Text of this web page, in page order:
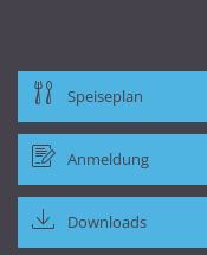
Speiseplan
Anmeldung
Downloads